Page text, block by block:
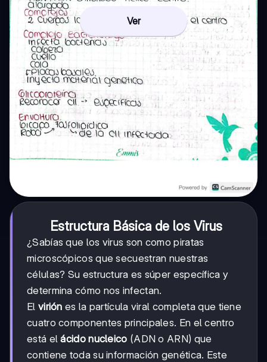
Ver
Estructura Básica de los Virus
¿Sabías que los virus son como piratas
microscópicos que secuestran nuestras
células? Su estructura es súper específica y
determina cómo nos infectan.
El virión es la partícula viral completa que tiene
cuatro componentes principales. En el centro
está elácido nucleico (ADN o ARN) que
contiene toda su información genética. Este